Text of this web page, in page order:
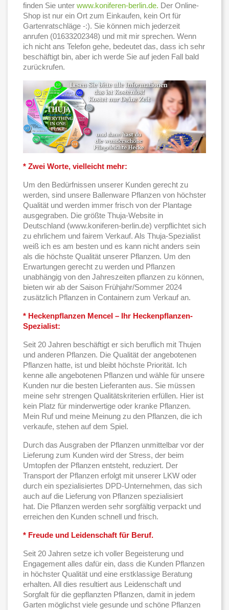
finden Sie unter www.koniferen-berlin.de. Der Online-
Shop ist nur ein Ort zum Einkaufen, kein Ort für
Gartenratschläge -:). Sie können mich jederzeit
anrufen (01633202348) und mit mir sprechen. Wenn
ich nicht ans Telefon gehe, bedeutet das, dass ich sehr
beschäftigt bin, aber ich werde Sie auf jeden Fall bald
zurückrufen.
* Zwei Worte, vielleicht mehr:
Um den Bedürfnissen unserer Kunden gerecht zu
werden, sind unsere Ballenware Pflanzen von höchster
Qualität und werden immer frisch von der Plantage
ausgegraben. Die größte Thuja-Website in
Deutschland (www.koniferen-berlin.de) verpflichtet sich
zu ehrlichem und fairem Verkauf. Als Thuja-Spezialist
weiß ich es am besten und es kann nicht anders sein
als die höchste Qualität unserer Pflanzen. Um den
Erwartungen gerecht zu werden und Pflanzen
unabhängig von den Jahreszeiten pflanzen zu können,
bieten wir ab der Saison Frühjahr/Sommer 2024
zusätzlich Pflanzen in Containern zum Verkauf an.
* Heckenpflanzen Mencel – Ihr Heckenpflanzen-
Spezialist:
Seit 20 Jahren beschäftigt er sich beruflich mit Thujen
und anderen Pflanzen. Die Qualität der angebotenen
Pflanzen hatte, ist und bleibt höchste Priorität. Ich
kenne alle angebotenen Pflanzen und wähle für unsere
Kunden nur die besten Lieferanten aus. Sie müssen
meine sehr strengen Qualitätskriterien erfüllen. Hier ist
kein Platz für minderwertige oder kranke Pflanzen.
Mein Ruf und meine Meinung zu den Pflanzen, die ich
verkaufe, stehen auf dem Spiel.
Durch das Ausgraben der Pflanzen unmittelbar vor der
Lieferung zum Kunden wird der Stress, der beim
Umtopfen der Pflanzen entsteht, reduziert. Der
Transport der Pflanzen erfolgt mit unserer LKW oder
durch ein spezialisiertes DPD-Unternehmen, das sich
auch auf die Lieferung von Pflanzen spezialisiert
hat. Die Pflanzen werden sehr sorgfältig verpackt und
erreichen den Kunden schnell und frisch.
* Freude und Leidenschaft für Beruf.
Seit 20 Jahren setze ich voller Begeisterung und
Engagement alles dafür ein, dass die Kunden Pflanzen
in höchster Qualität und eine erstklassige Beratung
erhalten. All dies resultiert aus Leidenschaft und
Sorgfalt für die gepflanzten Pflanzen, damit in jedem
Garten möglichst viele gesunde und schöne Pflanzen